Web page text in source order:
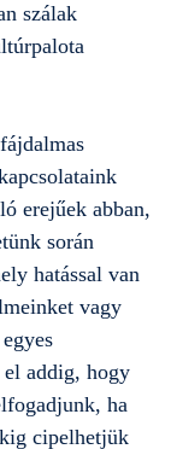
szálak
erejűek abban,
során
hatással van
vagy
addig, hogy
ha
cipelhetjük